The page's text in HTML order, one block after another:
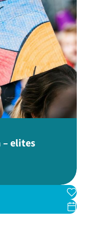
Flick TikTok
elites